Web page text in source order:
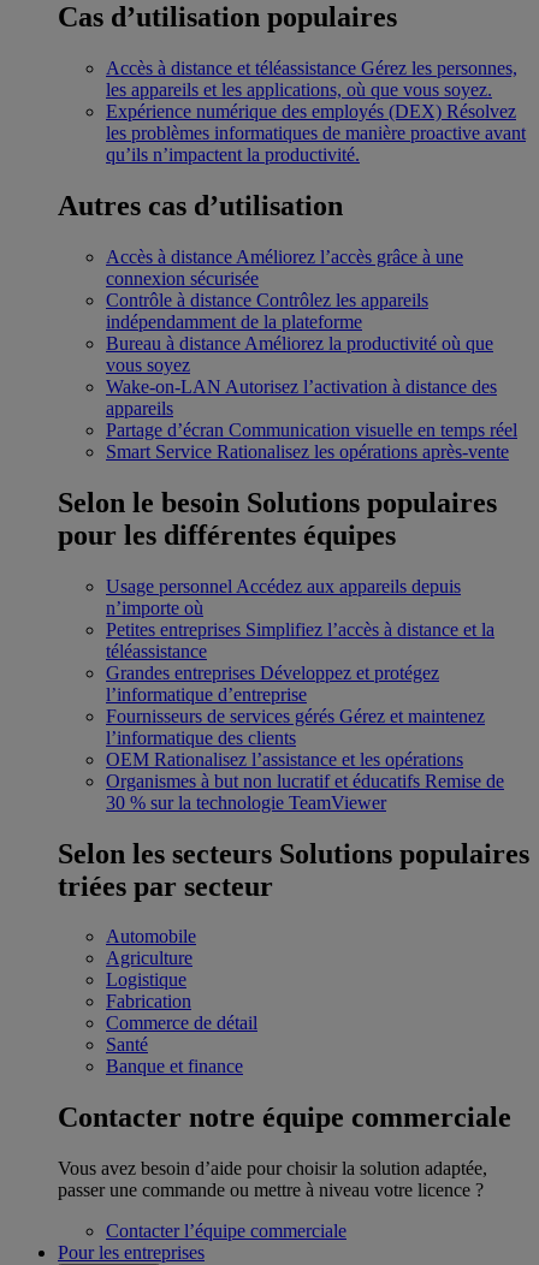
Cas d’utilisation populaires
Accès à distance et téléassistance Gérez les personnes,
les appareils et les applications, où que vous soyez.
Expérience numérique des employés (DEX) Résolvez
les problèmes informatiques de manière proactive avant
qu’ils n’impactent la productivité.
Autres cas d’utilisation
Accès à distance Améliorez l’accès grâce à une
connexion sécurisée
Contrôle à distance Contrôlez les appareils
indépendamment de la plateforme
Bureau à distance Améliorez la productivité où que
vous soyez
Wake-on-LAN Autorisez l’activation à distance des
appareils
Partage d’écran Communication visuelle en temps réel
Smart Service Rationalisez les opérations après-vente
Selon le besoin Solutions populaires
pour les différentes équipes
Usage personnel Accédez aux appareils depuis
n’importe où
Petites entreprises Simplifiez l’accès à distance et la
téléassistance
Grandes entreprises Développez et protégez
l’informatique d’entreprise
Fournisseurs de services gérés Gérez et maintenez
l’informatique des clients
OEM Rationalisez l’assistance et les opérations
Organismes à but non lucratif et éducatifs Remise de
30 % sur la technologie TeamViewer
Selon les secteurs Solutions populaires
triées par secteur
Automobile
Agriculture
Logistique
Fabrication
Commerce de détail
Santé
Banque et finance
Contacter notre équipe commerciale
Vous avez besoin d’aide pour choisir la solution adaptée,
passer une commande ou mettre à niveau votre licence ?
Contacter l’équipe commerciale
Pour les entreprises